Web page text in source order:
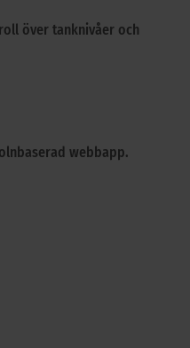
över tanknivåer och
webbapp.